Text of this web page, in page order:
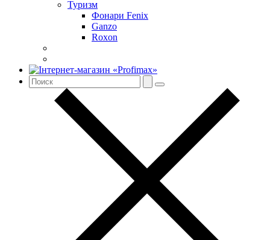
Туризм
Фонари Fenix
Ganzo
Roxon